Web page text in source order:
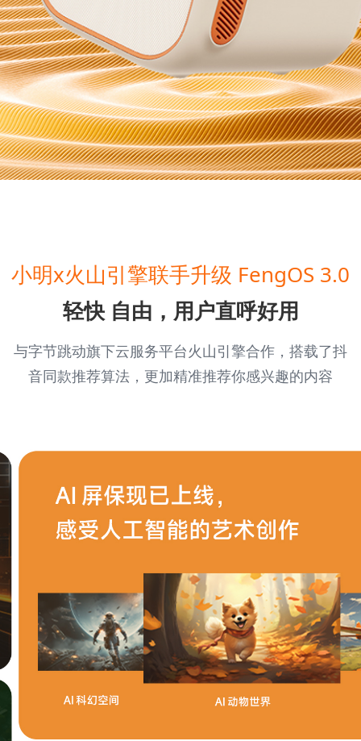
小明x火山引擎联手升级 FengOS 3.0
轻快 自由，用户直呼好用
与字节跳动旗下云服务平台火山引擎合作，搭载了抖
音同款推荐算法，更加精准推荐你感兴趣的内容